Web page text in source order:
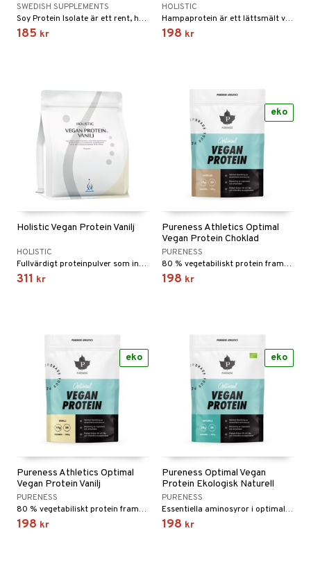
SWEDISH SUPPLEMENTS
Soy Protein Isolate är ett rent, högkoncentrerat växtbaserat proteintillskott framställt av sojabönor
185 kr
HOLISTIC
Hampaprotein är ett lättsmält vegetabiliskt protein med alla essentiella aminosyror.
198 kr
Holistic Vegan Protein Vanilj
HOLISTIC
Fullvärdigt proteinpulver som innehåller alla nio essentiella aminosyror, inklusive de grenade aminosyrorna (BCAA).
311 kr
Pureness Athletics Optimal
Vegan Protein Choklad
PURENESS
80 % vegetabiliskt protein framställt genom att blanda fullkornsrisprotein och ärtprotein.
198 kr
eko
Pureness Athletics Optimal
Vegan Protein Vanilj
PURENESS
80 % vegetabiliskt protein framställt genom att blanda fullkornsrisprotein och ärtprotein.
198 kr
eko
Pureness Optimal Vegan
Protein Ekologisk Naturell
PURENESS
Essentiella aminosyror i optimalt förhållande med en blandning av ris- och ärtprotein.
198 kr
eko